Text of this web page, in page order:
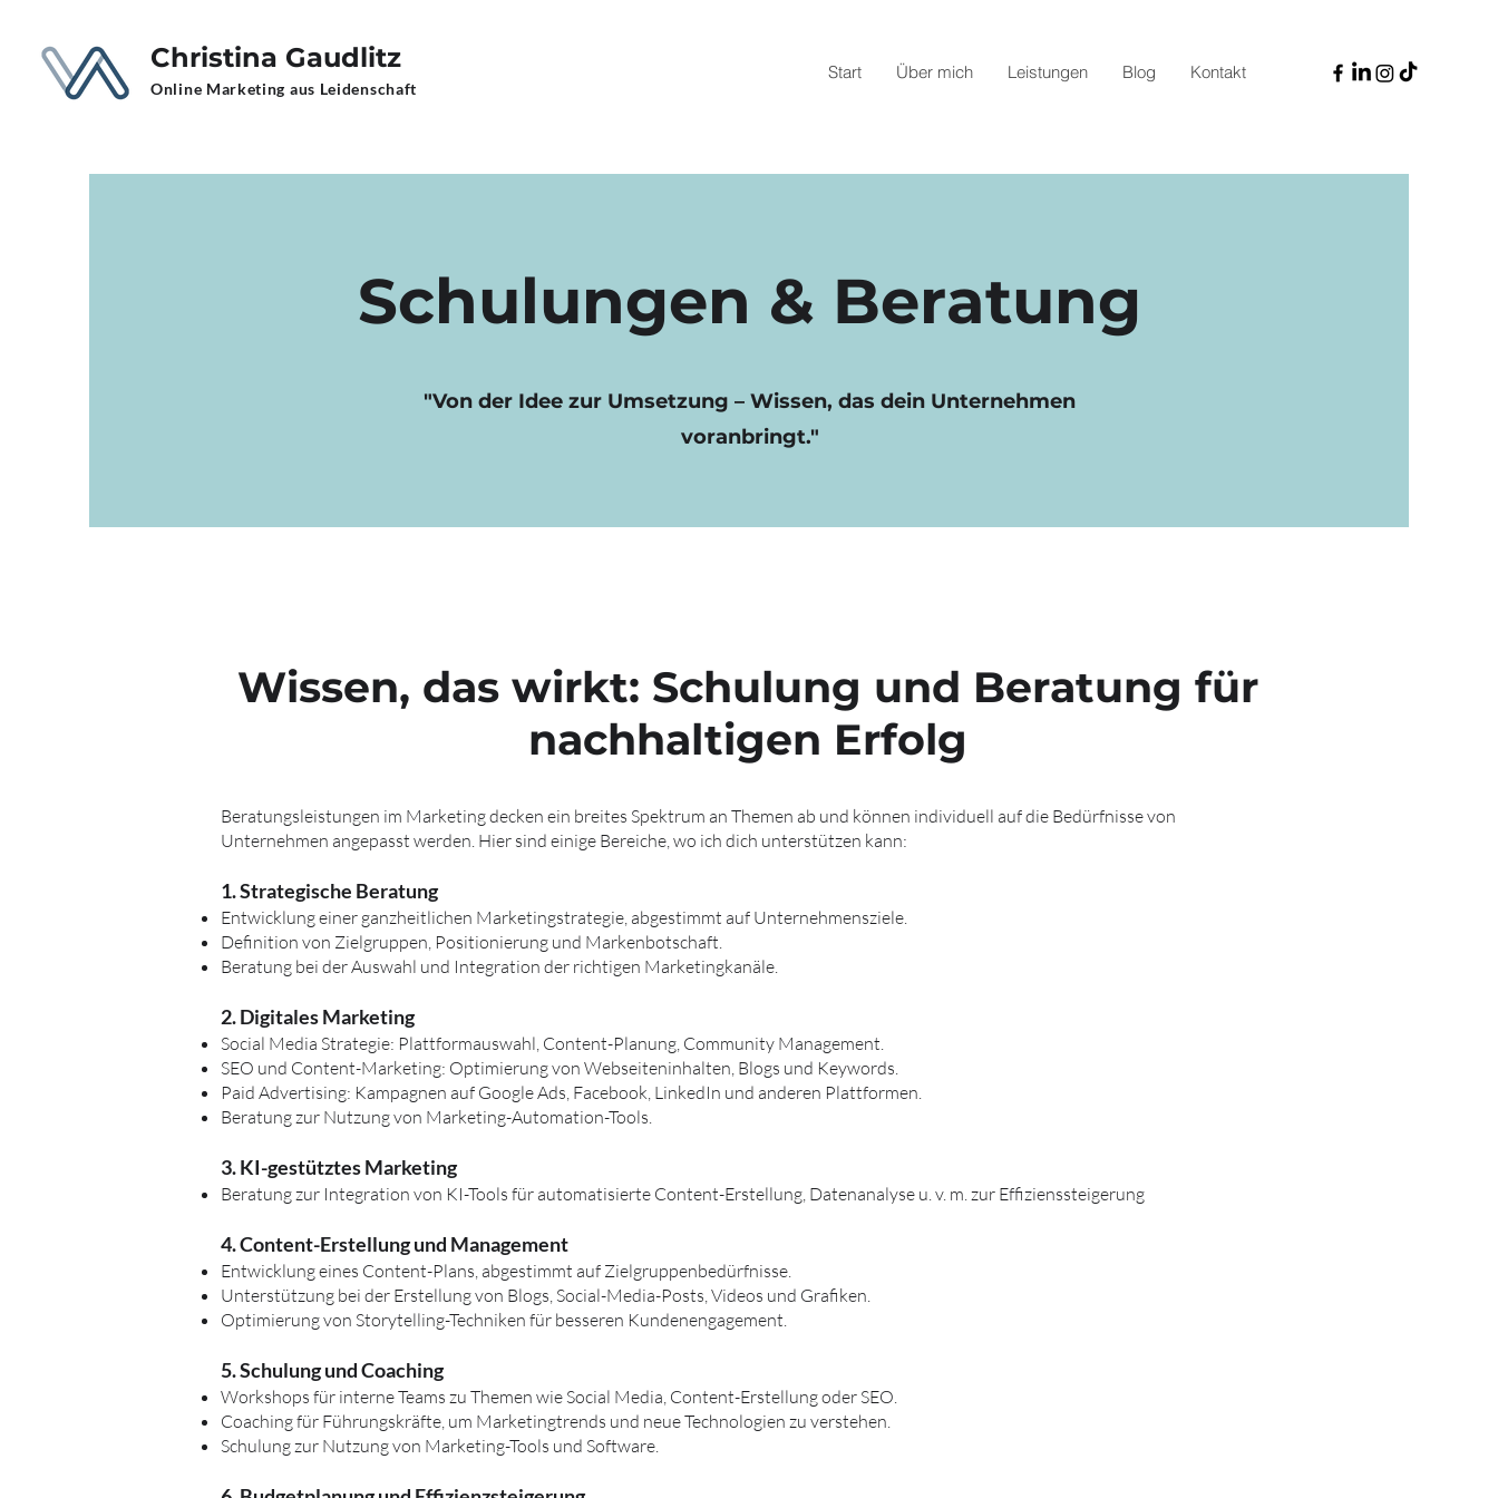
Christina Gaudlitz
Online Marketing aus Leidenschaft
Start Über mich Leistungen Blog Kontakt
Schulungen & Beratung
"Von der Idee zur Umsetzung – Wissen, das dein Unternehmen
voranbringt."
Wissen, das wirkt: Schulung und Beratung für
nachhaltigen Erfolg
Beratungsleistungen im Marketing decken ein breites Spektrum an Themen ab und können individuell auf die Bedürfnisse von
Unternehmen angepasst werden. Hier sind einige Bereiche, wo ich dich unterstützen kann:
1. Strategische Beratung
Entwicklung einer ganzheitlichen Marketingstrategie, abgestimmt auf Unternehmensziele.
Definition von Zielgruppen, Positionierung und Markenbotschaft.
Beratung bei der Auswahl und Integration der richtigen Marketingkanäle.
2. Digitales Marketing
Social Media Strategie: Plattformauswahl, Content-Planung, Community Management.
SEO und Content-Marketing: Optimierung von Webseiteninhalten, Blogs und Keywords.
Paid Advertising: Kampagnen auf Google Ads, Facebook, LinkedIn und anderen Plattformen.
Beratung zur Nutzung von Marketing-Automation-Tools.
3. KI-gestütztes Marketing
Beratung zur Integration von KI-Tools für automatisierte Content-Erstellung, Datenanalyse u. v. m. zur Effizienssteigerung
4. Content-Erstellung und Management
Entwicklung eines Content-Plans, abgestimmt auf Zielgruppenbedürfnisse.
Unterstützung bei der Erstellung von Blogs, Social-Media-Posts, Videos und Grafiken.
Optimierung von Storytelling-Techniken für besseren Kundenengagement.
5. Schulung und Coaching
Workshops für interne Teams zu Themen wie Social Media, Content-Erstellung oder SEO.
Coaching für Führungskräfte, um Marketingtrends und neue Technologien zu verstehen.
Schulung zur Nutzung von Marketing-Tools und Software.